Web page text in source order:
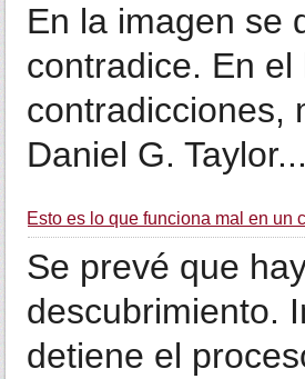
En la imagen se
contradice. En
contradicciones,
Daniel G. Taylor...
Esto es lo que funciona mal en un
Se prevé que
descubrimiento.
detiene el